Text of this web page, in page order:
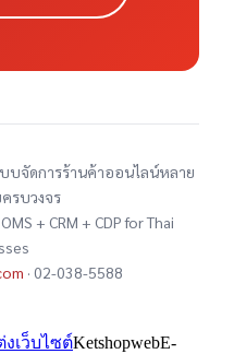
บจัดการร้านค้าออนไลน์หลาย
รบวงจร
+ CRM + CDP for Thai
· 02-038-5588
งเว็บไซต์KetshopwebE-